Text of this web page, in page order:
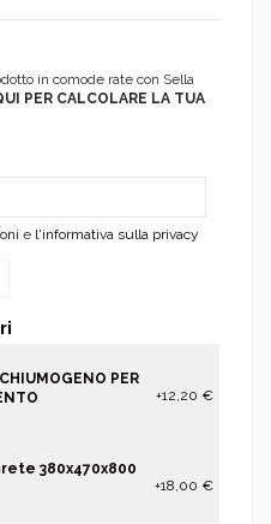
in comode rate con Sella
PER CALCOLARE LA TUA
e l'informativa sulla privacy
PER
+12,20 €
380x470x800
+18,00 €